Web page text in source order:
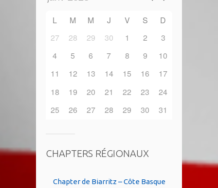
L M M J V S
D
27
28 29 30 1 2
3
4
5 6 7 8 9
10
11
12 13 14 15 16
17
18
19 20 21 22 23
24
25
26 27 28 29 30 31
CHAPTERS RÉGIONAUX
Chapter de Biarritz – Côte Basque